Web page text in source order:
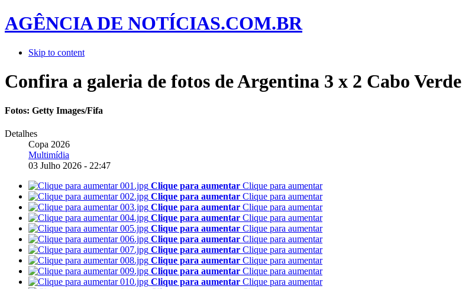
AGÊNCIA DE NOTÍCIAS.COM.BR
Skip to content
Confira a galeria de fotos de Argentina 3 x 2 Cabo Verde
Fotos: Getty Images/Fifa
Detalhes
Copa 2026
Multimídia
03 Julho 2026 - 22:47
Clique para aumentar Clique para aumentar
Clique para aumentar Clique para aumentar
Clique para aumentar Clique para aumentar
Clique para aumentar Clique para aumentar
Clique para aumentar Clique para aumentar
Clique para aumentar Clique para aumentar
Clique para aumentar Clique para aumentar
Clique para aumentar Clique para aumentar
Clique para aumentar Clique para aumentar
Clique para aumentar Clique para aumentar